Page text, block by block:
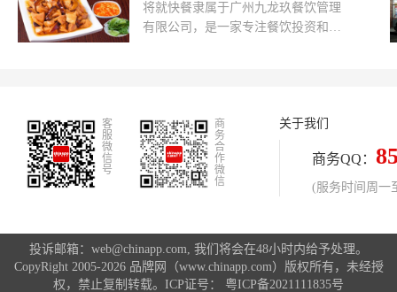
都是人们生活的必需品，因此其市场
需求还是很大的。接下来就跟随小编
将就快餐隶属于广州九龙玖餐饮管理
有限公司，是一家专注餐饮投资和运
客
服
微
信
号
商
务
合
作
微
信
关于我们
商务QQ：
(服务时间周一
投诉邮箱：web@chinapp.com, 我们将会在48小时内给予处理。
CopyRight 2005-2026 品牌网（www.chinapp.com）版权所有，未经授
权，禁止复制转载。ICP证号： 粤ICP备2021111835号